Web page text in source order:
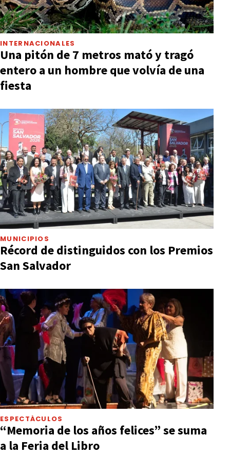
INTERNACIONALES
Una pitón de 7 metros mató y tragó
entero a un hombre que volvía de una
fiesta
MUNICIPIOS
Récord de distinguidos con los Premios
San Salvador
ESPECTÁCULOS
“Memoria de los años felices” se suma
a la Feria del Libro